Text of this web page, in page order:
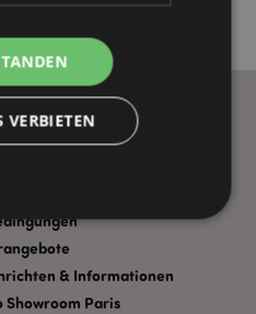
& Informationen
Showroom Paris
VERBIETEN